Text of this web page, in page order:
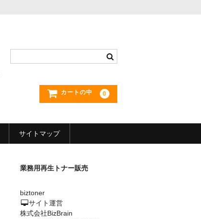
カートの中 0
サイトマップ
業務用再生トナー販売
biztoner
サイト運営
株式会社BizBrain